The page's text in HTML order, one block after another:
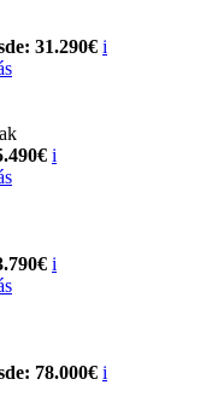
31.290€ i
i
i
78.000€ i